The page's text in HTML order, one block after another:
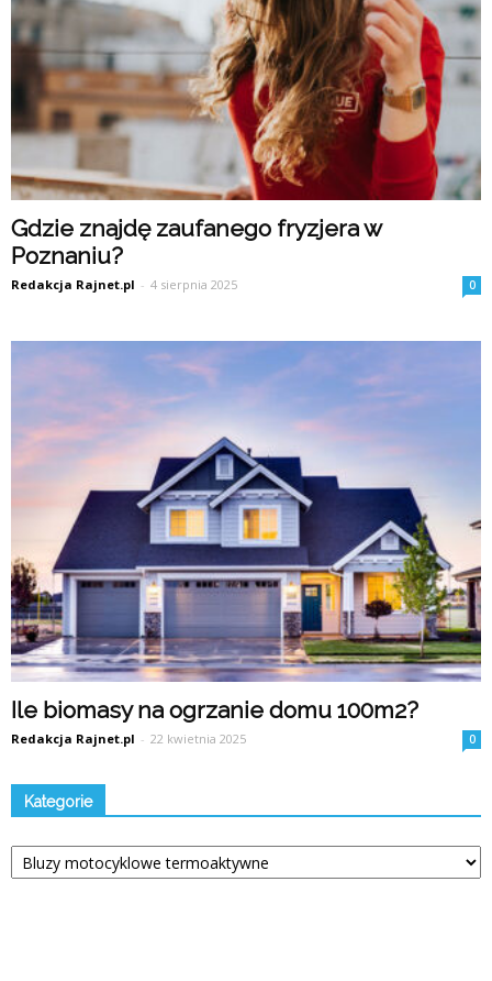
Gdzie znajdę zaufanego fryzjera w
Poznaniu?
Redakcja Rajnet.pl - 4 sierpnia 2025 0
Ile biomasy na ogrzanie domu 100m2?
Redakcja Rajnet.pl - 22 kwietnia 2025 0
Kategorie
Kategorie